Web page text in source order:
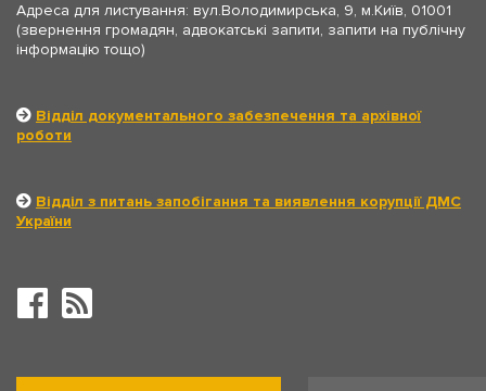
Адреса для листування: вул.Володимирська, 9, м.Київ, 01001
(звернення громадян, адвокатські запити, запити на публічну
інформацію тощо)
Відділ документального забезпечення та архівної
роботи
Відділ з питань запобігання та виявлення корупції ДМС
України